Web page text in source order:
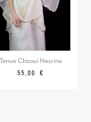
Tenue Chaoui Nesrine
Prix
55,00 €